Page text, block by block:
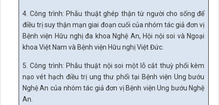
4. Công trình: Phẫu thuật ghép thận từ người cho sống để
điều trị suy thận mạn giai đoạn cuối của nhóm tác giả đơn vị
Bệnh viện Hữu nghị đa khoa Nghệ An, Hội nội soi và Ngoại
khoa Việt Nam và Bệnh viện Hữu nghị Việt Đức.
5. Công trình: Phẫu thuật nội soi một lỗ cắt thuỳ phổi kèm
nạo vét hạch điều trị ung thư phổi tại Bệnh viện Ung bướu
Nghệ An của nhóm tác giả đơn vị Bệnh viện Ung bướu Nghệ
An.